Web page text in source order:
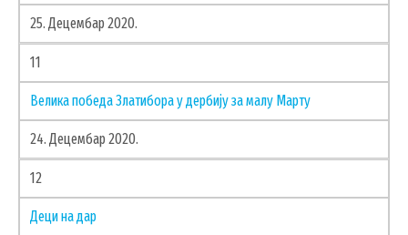
FORM
25. Децембар 2020.
11
Велика победа Златибора у дербију за малу Марту
24. Децембар 2020.
12
Деци на дар